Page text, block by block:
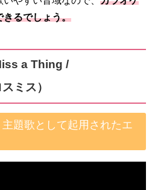
きるでしょう。
a Thing /
ミス）
題歌として起用されたエ